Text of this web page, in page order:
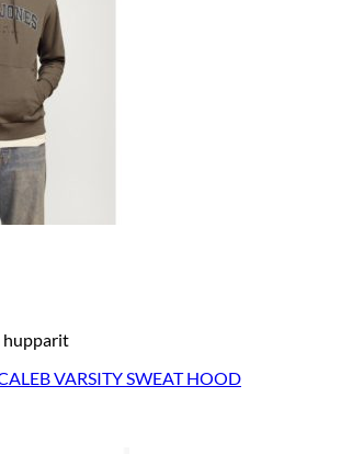
hupparit
VARSITY SWEAT HOOD